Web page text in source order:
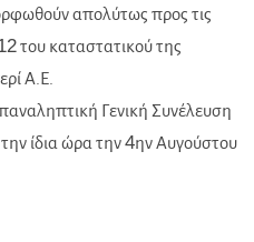
απολύτως προς τις
του καταστατικού της
Α.Ε.
Γενική Συνέλευση
την ίδια ώρα την 4ην Αυγούστου